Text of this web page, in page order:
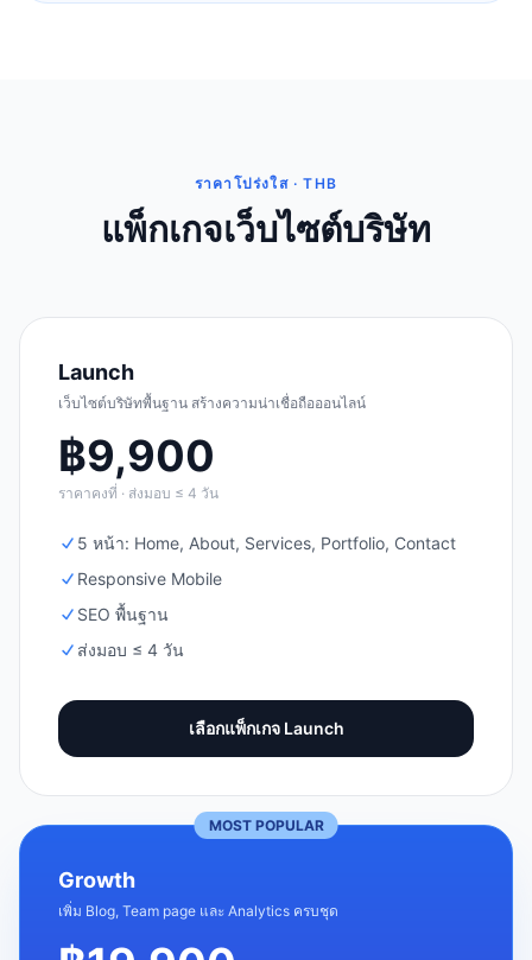
ราคาโปร่งใส · THB
แพ็กเกจเว็บไซต์บริษัท
Launch
เว็บไซต์บริษัทพื้นฐาน สร้างความน่าเชื่อถือออนไลน์
฿9,900
ราคาคงที่ · ส่งมอบ ≤ 4 วัน
5 หน้า: Home, About, Services, Portfolio, Contact
Responsive Mobile
SEO พื้นฐาน
ส่งมอบ ≤ 4 วัน
เลือกแพ็กเกจ Launch
MOST POPULAR
Growth
เพิ่ม Blog, Team page และ Analytics ครบชุด